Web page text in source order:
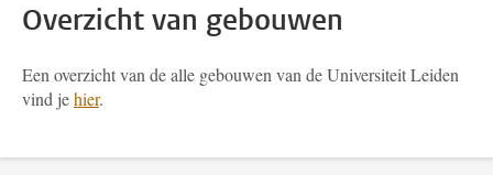
Overzicht van gebouwen
Een overzicht van de alle gebouwen van de Universiteit Leiden
vind jehier.